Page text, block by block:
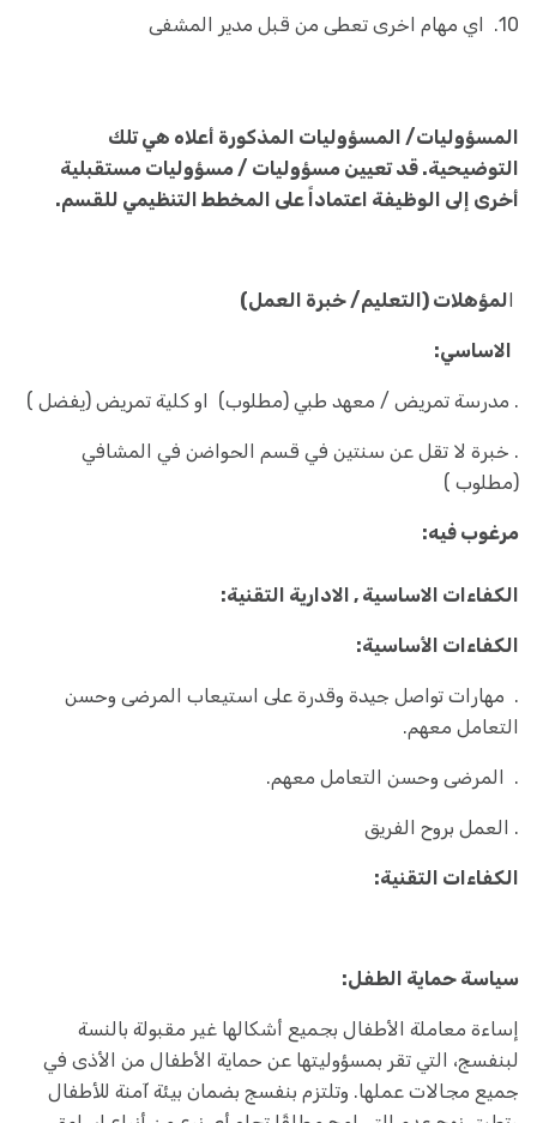
10. اي مهام اخرى تعطى من قبل مدير المشفى
المسؤوليات/ المسؤوليات المذكورة أعلاه هي تلك
التوضيحية. قد تعيين مسؤوليات / مسؤوليات مستقبلية
أخرى إلى الوظيفة اعتماداً على المخطط التنظيمي للقسم.
المؤهلات (التعليم/ خبرة العمل)
الاساسي:
. مدرسة تمريض / معهد طبي (مطلوب) او كلية تمريض (يفضل )
. خبرة لا تقل عن سنتين في قسم الحواضن في المشافي
(مطلوب )
مرغوب فيه:
الكفاءات الاساسية , الادارية التقنية:
الكفاءات الأساسية:
. مهارات تواصل جيدة وقدرة على استيعاب المرضى وحسن
التعامل معهم.
. المرضى وحسن التعامل معهم.
. العمل بروح الفريق
الكفاءات التقنية:
سياسة حماية الطفل:
إساءة معاملة الأطفال بجميع أشكالها غير مقبولة بالنسة
لبنفسج، التي تقر بمسؤوليتها عن حماية الأطفال من الأذى في
جميع مجالات عملها. وتلتزم بنفسج بضمان بيئة آمنة للأطفال